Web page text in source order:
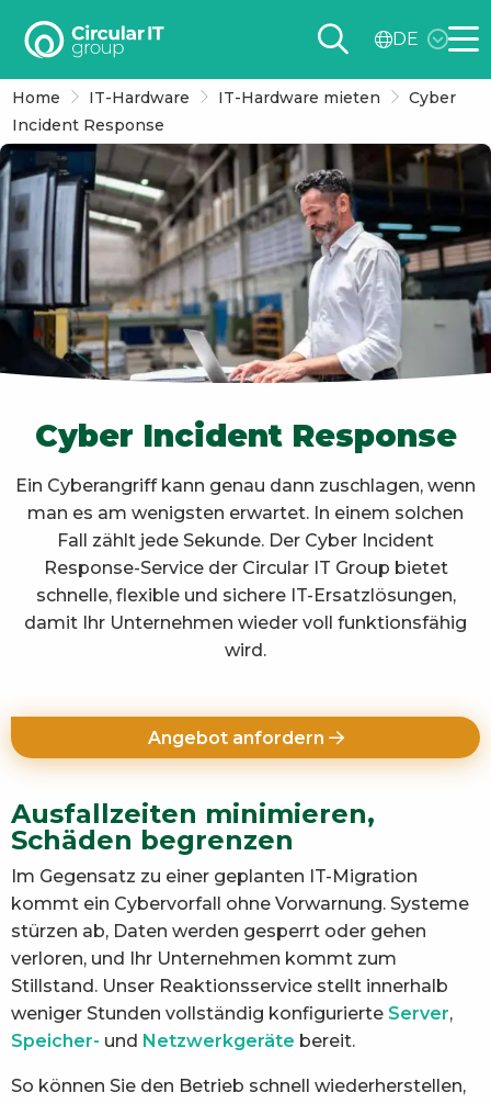
Circular
group
–
DE
DE
Home IT-Hardware IT-Hardware mieten
Cyber
Incident Response
Cyber Incident Response
Ein Cyberangriff kann genau dann zuschlagen, wenn
man es am wenigsten erwartet. In einem solchen
Fall zählt jede Sekunde. Der Cyber Incident
Response-Service der Circular IT Group bietet
schnelle, flexible und sichere IT-Ersatzlösungen,
damit Ihr Unternehmen wieder voll funktionsfähig
wird.
Angebot anfordern
Ausfallzeiten minimieren,
Schäden begrenzen
Im Gegensatz zu einer geplanten IT-Migration
kommt ein Cybervorfall ohne Vorwarnung. Systeme
stürzen ab, Daten werden gesperrt oder gehen
verloren, und Ihr Unternehmen kommt zum
Stillstand. Unser Reaktionsservice stellt innerhalb
weniger Stunden vollständig konfigurierte Server,
Speicher- und Netzwerkgeräte bereit.
So können Sie den Betrieb schnell wiederherstellen,